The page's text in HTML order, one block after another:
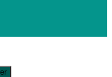
à savon du club